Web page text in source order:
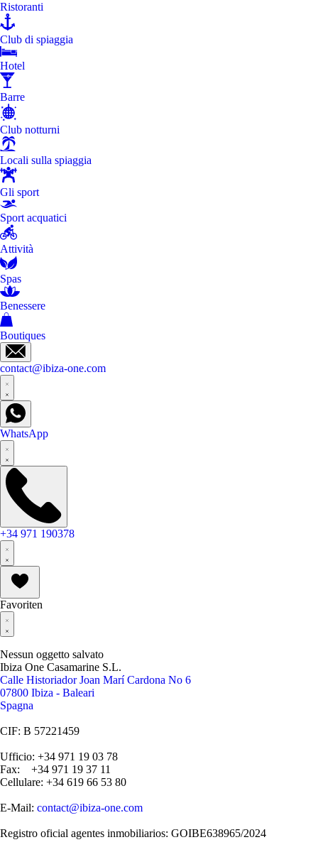
Ristoranti
Club di spiaggia
Hotel
Barre
Club notturni
Locali sulla spiaggia
Gli sport
Sport acquatici
Attività
Spas
Benessere
Boutiques
contact@ibiza-one.com
WhatsApp
+34 971 190378
Favoriten
Nessun oggetto salvato
Ibiza One Casamarine S.L.
Calle Historiador Joan Marí Cardona No 6
07800 Ibiza - Baleari
Spagna
CIF: B 57221459
Ufficio: +34 971 19 03 78
Fax: +34 971 19 37 11
Cellulare: +34 619 66 53 80
E-Mail: contact@ibiza-one.com
Registro oficial agentes inmobiliarios: GOIBE638965/2024